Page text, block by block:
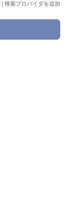
| 検索プロバイダを追加